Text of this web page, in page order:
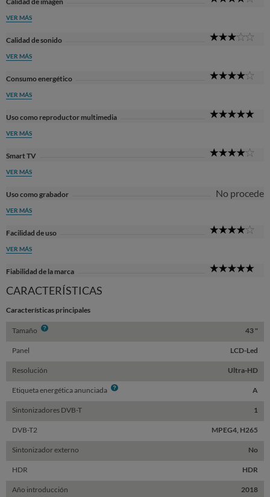
VER MÁS
Calidad de sonido
VER MÁS
Consumo energético
VER MÁS
Uso como reproductor multimedia
VER MÁS
Smart TV
VER MÁS
Uso como grabador No procede
VER MÁS
Facilidad de uso
VER MÁS
Fiabilidad de la marca
CARACTERÍSTICAS
Características principales
Tamaño Info 43 "
Panel LCD-Led
Resolución Ultra-HD
Etiqueta energética anunciada Info A
Sintonizadores DVB-T 1
DVB-T2 MPEG4, H265
Sintonizador externo No
HDR HDR
Año introducción 2018